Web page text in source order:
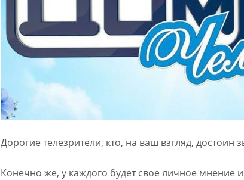
Дорогие телезрители, кто, на ваш взгляд, достоин
Конечно же, у каждого будет свое личное мнение